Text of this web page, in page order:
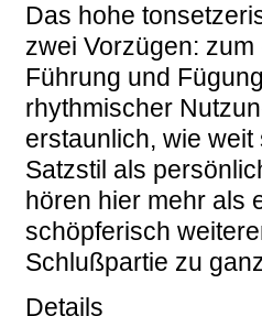
Das hohe
zwei Vorzügen:
Führung und
rhythmischer
erstaunlich, wie
Satzstil als
hören hier mehr als
schöpferisch
Schlußpartie zu
Details